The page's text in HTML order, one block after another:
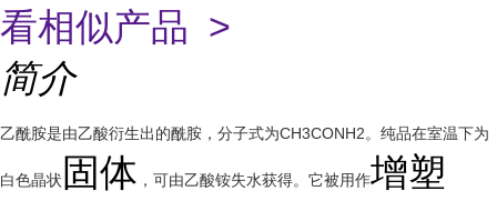
看相似产品 >
简介
乙酰胺是由乙酸衍生出的酰胺，分子式为CH3CONH2。纯品在室温下为
白色晶状 固体 ，可由乙酸铵失水获得。它被用作增塑